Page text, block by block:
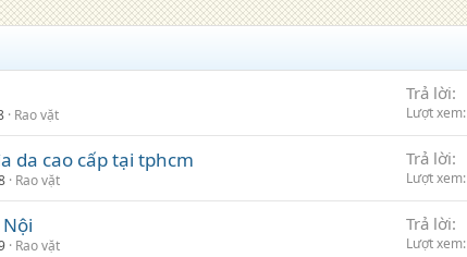
Rao vặt
Trả lời
Lượt xem
da cao cấp tại tphcm
Rao vặt
Trả lời
Lượt xem
Rao vặt
Trả lời
Lượt xem